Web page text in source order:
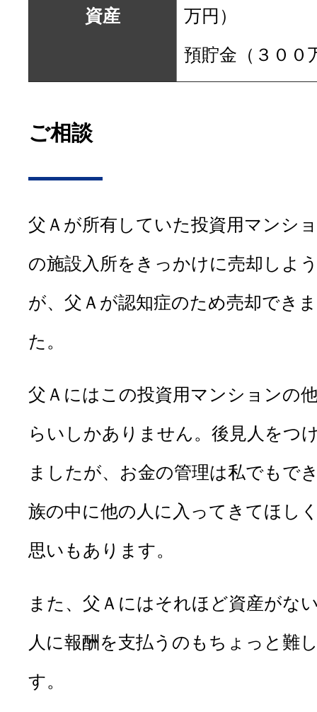
資産
万円）
預貯金（３００
ご相談
父Ａが所有していた投資用マンシ
の施設入所をきっかけに売却しよ
が、父Ａが認知症のため売却でき
た。
父Ａにはこの投資用マンションの
らいしかありません。後見人をつ
ましたが、お金の管理は私でもで
族の中に他の人に入ってきてほし
思いもあります。
また、父Ａにはそれほど資産がな
人に報酬を支払うのもちょっと難
す。